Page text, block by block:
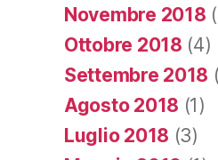
Novembre 2018
Ottobre 2018 (4)
Settembre 2018
Agosto 2018 (1)
Luglio 2018 (3)